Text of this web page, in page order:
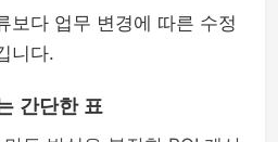
보다 업무 변경에 따른 수정
니다.
간단한 표